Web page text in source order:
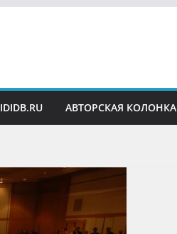
IDIDB.RU АВТОРСКАЯ КОЛОНКА